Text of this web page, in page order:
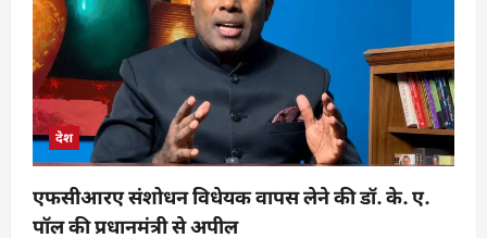
देश
एफसीआरए संशोधन विधेयक वापस लेने की डॉ. के. ए.
पॉल की प्रधानमंत्री से अपील